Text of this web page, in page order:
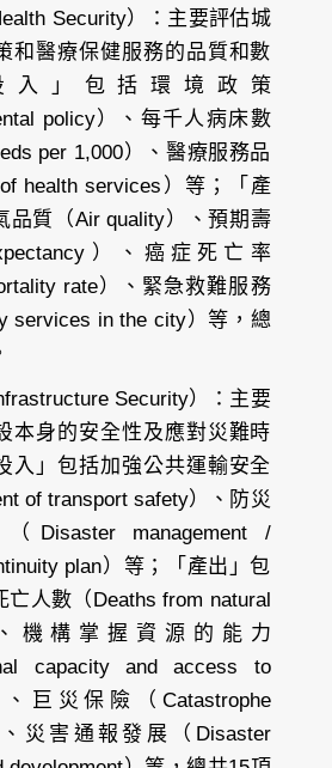
Security）
：主要評估城
和醫療保健服務的品質和數
入」包括環境政策
policy）、每千人病床數
per 1,000）、醫療服務品
health services）等；「產
品質（Air quality）、預期壽
）、癌症死亡率
rate）、緊急救難服務
services in the city）等，總
Security）
：主要
本身的安全性及應對災難時
入」包括加強公共運輸安全
of transport safety）、防災
Disaster management /
plan）等；「產出」包
亡人數（Deaths from natural
機構掌握資源的能力
capacity and access to
、巨災保險（Catastrophe
、災害通報發展（Disaster